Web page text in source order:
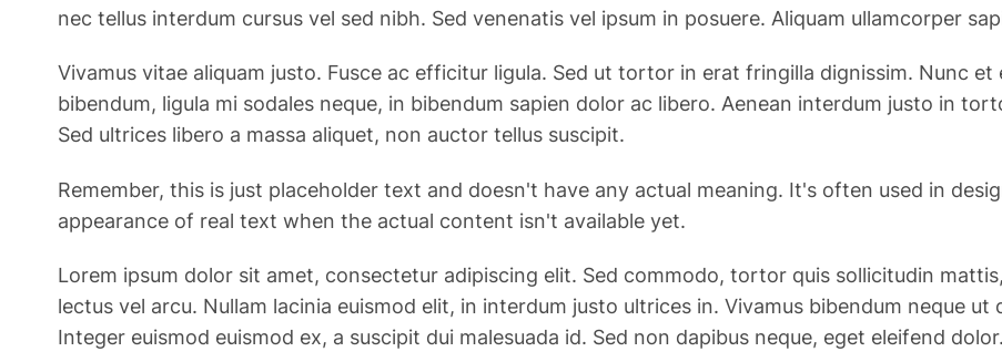
nec tellus interdum cursus vel sed nibh. Sed venenatis vel ipsum in posuere. Aliquam ullamcorper
Vivamus vitae aliquam justo. Fusce ac efficitur ligula. Sed ut tortor in erat fringilla dignissim. Nunc
bibendum, ligula mi sodales neque, in bibendum sapien dolor ac libero. Aenean interdum justo in
Sed ultrices libero a massa aliquet, non auctor tellus suscipit.
Remember, this is just placeholder text and doesn't have any actual meaning. It's often used in
appearance of real text when the actual content isn't available yet.
Lorem ipsum dolor sit amet, consectetur adipiscing elit. Sed commodo, tortor quis sollicitudin
lectus vel arcu. Nullam lacinia euismod elit, in interdum justo ultrices in. Vivamus bibendum neque
Integer euismod euismod ex, a suscipit dui malesuada id. Sed non dapibus neque, eget eleifend dolor.